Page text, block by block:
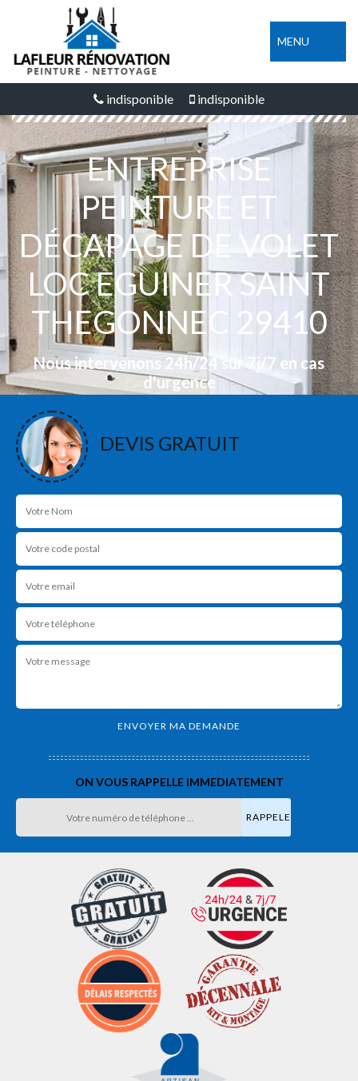
MENU
indisponible indisponible
ENTREPRISE
PEINTURE ET
DÉCAPAGE DE VOLET
LOC EGUINER SAINT
THEGONNEC 29410
Nous intervenons 24h/24 sur 7j/7 en cas
d'urgence
DEVIS GRATUIT
ON VOUS RAPPELLE IMMEDIATEMENT